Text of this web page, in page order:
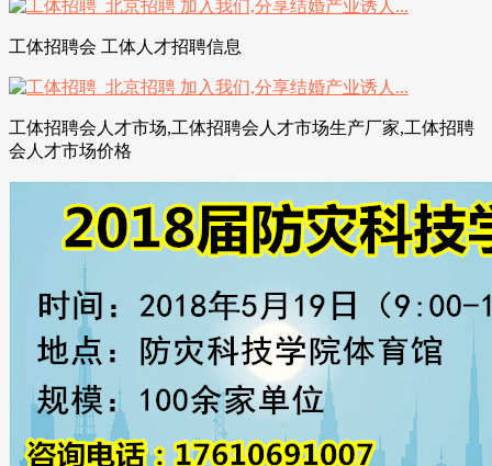
工体招聘会 工体人才招聘信息
工体招聘会人才市场,工体招聘会人才市场生产厂家,工体招聘
会人才市场价格